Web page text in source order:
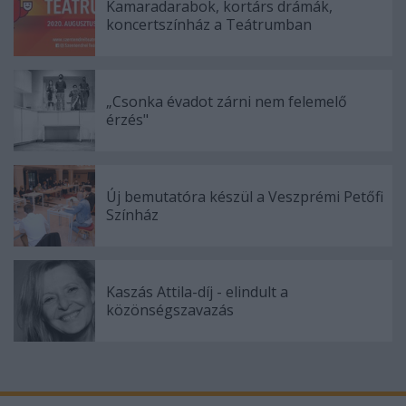
Kamaradarabok, kortárs drámák,
koncertszínház a Teátrumban
„Csonka évadot zárni nem felemelő
érzés"
Új bemutatóra készül a Veszprémi Petőfi
Színház
Kaszás Attila-díj - elindult a
közönségszavazás